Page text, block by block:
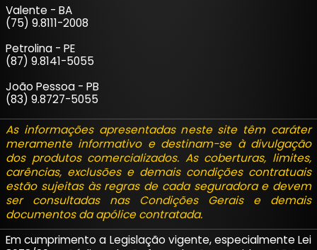
Valente - BA
(75) 9.8111-2008
Petrolina - PE
(87) 9.8141-5055
João Pessoa - PB
(83) 9.8727-5055
As informações apresentadas neste site têm caráter
meramente informativo e destinam-se à divulgação
dos produtos comercializados. As coberturas, limites,
carências, exclusões e demais condições contratuais
estão sujeitas às regras de cada seguradora e devem
ser consultadas nas Condições Gerais e demais
documentos da apólice contratada.
Em cumprimento a Legislação vigente, especialmente Lei